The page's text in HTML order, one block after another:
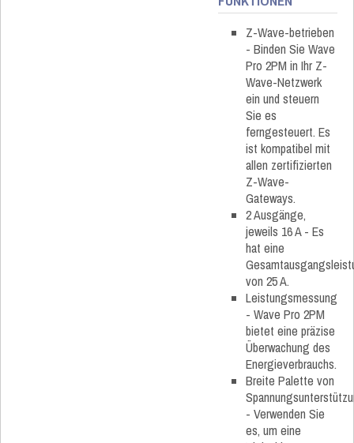
Z-Wave-betrieben
- Binden Sie Wave
Pro 2PM in Ihr Z-
Wave-Netzwerk
ein und steuern
Sie es
ferngesteuert. Es
ist kompatibel mit
allen zertifizierten
Z-Wave-
Gateways.
2 Ausgänge,
jeweils 16 A - Es
hat eine
von 25 A.
Leistungsmessung
- Wave Pro 2PM
bietet eine präzise
Überwachung des
Energieverbrauchs.
Breite Palette von
- Verwenden Sie
es, um eine